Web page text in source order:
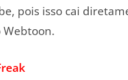
pois isso cai